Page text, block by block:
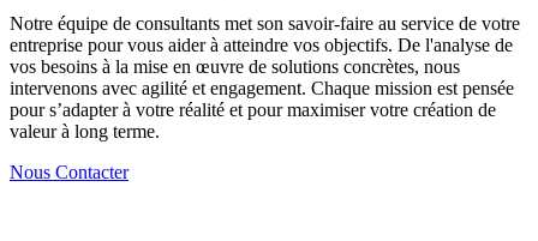
Notre équipe de consultants met son savoir-faire au service de votre
entreprise pour vous aider à atteindre vos objectifs. De l'analyse de
vos besoins à la mise en œuvre de solutions concrètes, nous
intervenons avec agilité et engagement. Chaque mission est pensée
pour s’adapter à votre réalité et pour maximiser votre création de
valeur à long terme.
Nous Contacter